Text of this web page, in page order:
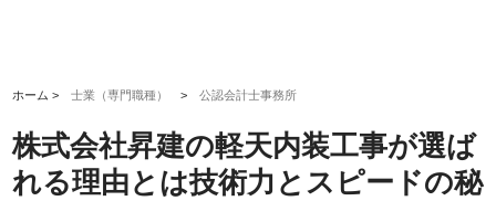
ホーム >士業（専門職種） >公認会計士事務所
株式会社昇建の軽天内装工事が選ば
れる理由とは技術力とスピードの秘